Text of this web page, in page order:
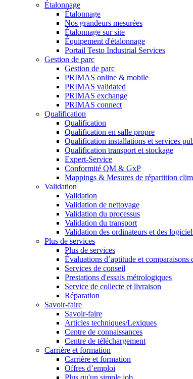
Étalonnage
Étalonnage
Nos grandeurs mesurées
Étalonnage sur site
Équipement d'étalonnage
Portail Testo Industrial Services
Gestion de parc
Gestion de parc
PRIMAS online & mobile
PRIMAS validated
PRIMAS exchange
PRIMAS connect
Qualification
Qualification
Qualification en salle propre
Qualification installations et services
Qualification transport et stockage
Expert-Service
Conformité QM & GxP
Mappings & Mesures de répartition
Validation
Validation
Validation de nettoyage
Validation du processus
Validation du transport
Validation des ordinateurs et des
Plus de services
Plus de services
Évaluations d’aptitude et comparaisons
Services de conseil
Prestations d'essais métrologiques
Service de collecte et livraison
Réparation
Savoir-faire
Savoir-faire
Articles techniques/Lexiques
Centre de connaissances
Centre de téléchargement
Carrière et formation
Carrière et formation
Offres d’emploi
Plus qu'un simple job